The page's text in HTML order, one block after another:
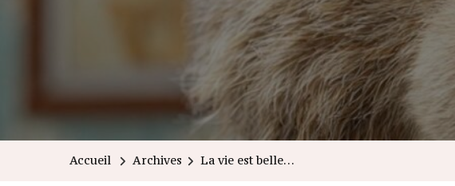
Accueil Archives La vie est belle…